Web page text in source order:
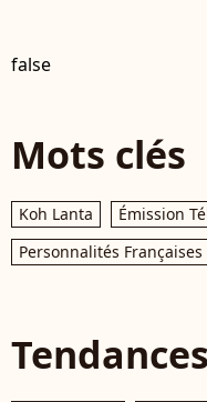
false
Mots clés
Koh Lanta Émission
Personnalités Françaises
Tendances